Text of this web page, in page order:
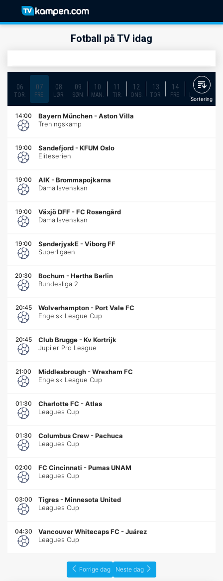
Fotball på TV idag
06
TOR.
07
FRE.
08
LØR.
09
SØN.
10
MAN.
11
TIR.
12
ONS.
13
TOR.
14
FRE.
15
LØR.
Sortering
14:00 Bayern München -Aston Villa
Treningskamp
19:00 Sandefjord -KFUM Oslo
Eliteserien
19:00 AIK -Brommapojkarna
Damallsvenskan
19:00 Växjö DFF -FC Rosengård
Damallsvenskan
19:00 SønderjyskE -Viborg FF
Superligaen
20:30 Bochum -Hertha Berlin
Bundesliga 2
20:45 Wolverhampton -Port Vale FC
Engelsk League Cup
20:45 Club Brugge -Kv Kortrijk
Jupiler Pro League
21:00 Middlesbrough -Wrexham FC
Engelsk League Cup
01:30 Charlotte FC -Atlas
Leagues Cup
01:30 Columbus Crew -Pachuca
Leagues Cup
02:00 FC Cincinnati -Pumas UNAM
Leagues Cup
03:00 Tigres -Minnesota United
Leagues Cup
04:30 Vancouver Whitecaps FC -Juárez
Leagues Cup
Forrige dag Neste dag